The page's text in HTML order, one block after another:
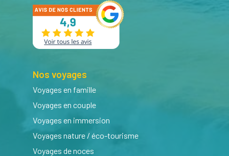
Nos voyages
Voyages en famille
Voyages en couple
Voyages en immersion
Voyages nature / éco-tourisme
Voyages de noces